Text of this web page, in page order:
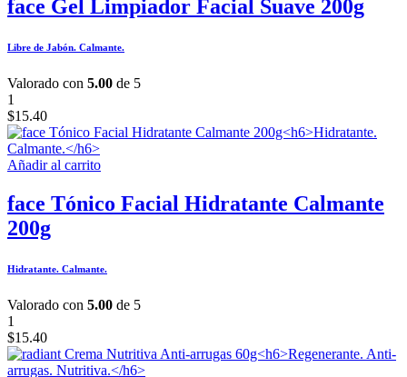
face Gel Limpiador Facial Suave 200g
Libre de Jabón. Calmante.
Valorado con 5.00 de 5
1
$15.40
Añadir al carrito
face Tónico Facial Hidratante Calmante
200g
Hidratante. Calmante.
Valorado con 5.00 de 5
1
$15.40